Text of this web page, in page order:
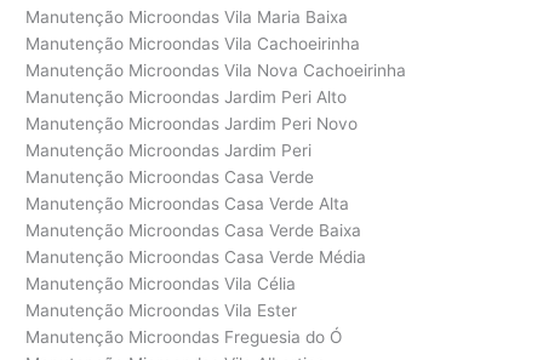
Manutenção Microondas Vila Maria Baixa
Manutenção Microondas Vila Cachoeirinha
Manutenção Microondas Vila Nova Cachoeirinha
Manutenção Microondas Jardim Peri Alto
Manutenção Microondas Jardim Peri Novo
Manutenção Microondas Jardim Peri
Manutenção Microondas Casa Verde
Manutenção Microondas Casa Verde Alta
Manutenção Microondas Casa Verde Baixa
Manutenção Microondas Casa Verde Média
Manutenção Microondas Vila Célia
Manutenção Microondas Vila Ester
Manutenção Microondas Freguesia do Ó